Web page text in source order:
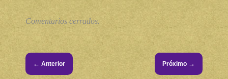
Comentarios cerrados.
← Anterior Próximo →